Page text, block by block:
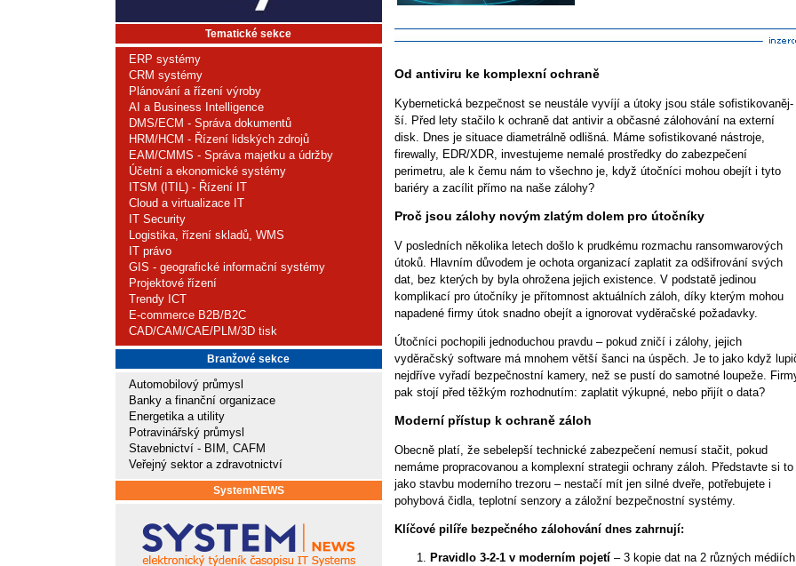
Tematické sekce
ERP systémy
CRM systémy
Plánování a řízení výroby
AI a Business Intelligence
DMS/ECM - Správa dokumentů
HRM/HCM - Řízení lidských zdrojů
EAM/CMMS - Správa majetku a údržby
Účetní a ekonomické systémy
ITSM (ITIL) - Řízení IT
Cloud a virtualizace IT
IT Security
Logistika, řízení skladů, WMS
IT právo
GIS - geografické informační systémy
Projektové řízení
Trendy ICT
E-commerce B2B/B2C
CAD/CAM/CAE/PLM/3D tisk
Branžové sekce
Automobilový průmysl
Banky a finanční organizace
Energetika a utility
Potravinářský průmysl
Stavebnictví - BIM, CAFM
Veřejný sektor a zdravotnictví
SystemNEWS
Od antiviru ke komplexní ochraně
Kybernetická bezpečnost se neustále vyvíjí a útoky jsou stále so­fis­ti­ko­va­něj­
ší. Před lety stačilo k ochraně dat antivir a občasné zá­lo­ho­vá­ní na externí
disk. Dnes je situace diametrálně odlišná. Máme so­fis­ti­ko­va­né nástroje,
firewally, EDR/XDR, investujeme nemalé prostředky do zabezpečení
perimetru, ale k čemu nám to všechno je, když útočníci mohou obejít i tyto
bariéry a zacílit přímo na naše zálohy?
Proč jsou zálohy novým zlatým dolem pro útočníky
V posledních několika letech došlo k prudkému rozmachu ransomwarových
útoků. Hlavním důvodem je ochota organizací zaplatit za odšifrování svých
dat, bez kterých by byla ohrožena jejich existence. V podstatě jedinou
komplikací pro útočníky je přítomnost aktuálních záloh, díky kterým mohou
napadené firmy útok snadno obejít a ignorovat vyděračské požadavky.
Útočníci pochopili jednoduchou pravdu – pokud zničí i zálohy, jejich
vyděračský software má mnohem větší šanci na úspěch. Je to jako když
nejdříve vyřadí bezpečnostní kamery, než se pustí do samotné loupeže.
pak stojí před těžkým rozhodnutím: zaplatit výkupné, nebo přijít o data?
Moderní přístup k ochraně záloh
Obecně platí, že sebelepší technické zabezpečení nemusí stačit, pokud
nemáme propracovanou a komplexní strategii ochrany záloh. Představte si to
jako stavbu moderního trezoru – nestačí mít jen silné dveře, potřebujete i
pohybová čidla, teplotní senzory a záložní bezpečnostní systémy.
Klíčové pilíře bezpečného zálohování dnes zahrnují:
Pravidlo 3-2-1 v moderním pojetí– 3 kopie dat na 2 různých médiích